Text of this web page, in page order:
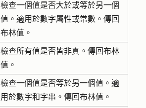
檢查一個值是否大於或等於另一個
值。適用於數字屬性或常數。傳回
布林值。
檢查所有值是否皆非真。傳回布林
值。
檢查一個值是否等於另一個值。適
用於數字和字串。傳回布林值。